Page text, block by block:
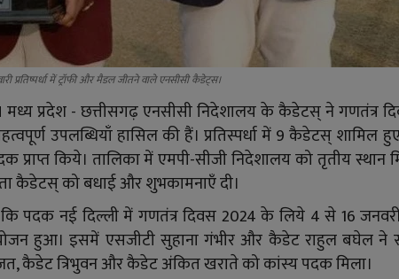
प्रतिष्पर्धा में ट्रॉफी और मैडल जीतने वाले एनसीसी कैडेट्स।
मध्य प्रदेश - छत्तीसगढ़ एनसीसी निदेशालय के कैडेटस् ने गणतंत्र
उपलब्धियाँ हासिल की हैं। प्रतिस्पर्धा में 9 कैडेटस् शामिल
किये। तालिका में एमपी-सीजी निदेशालय को तृतीय स्थान
कैडेटस् को बधाई और शुभकामनाएँ दी।
कि पदक नई दिल्ली में गणतंत्र दिवस 2024 के लिये 4 से 16
हुआ। इसमें एसजीटी सुहाना गंभीर और कैडेट राहुल बघेल ने
कैडेट त्रिभुवन और कैडेट अंकित खराते को कांस्य पदक मिला।